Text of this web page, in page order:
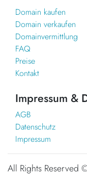
Domain kaufen
Domain verkaufen
Domainvermittlung
FAQ
Preise
Kontakt
Impressum &
AGB
Datenschutz
Impressum
All Rights Reserved